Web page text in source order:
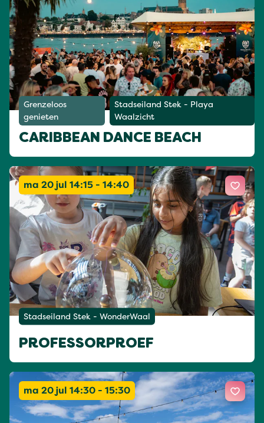
Grenzeloos
genieten
Stadseiland Stek - Playa
Waalzicht
CARIBBEAN DANCE BEACH
ma 20 jul 14:15 - 14:40
Stadseiland Stek - WonderWaal
PROFESSORPROEF
ma 20 jul 14:30 - 15:30